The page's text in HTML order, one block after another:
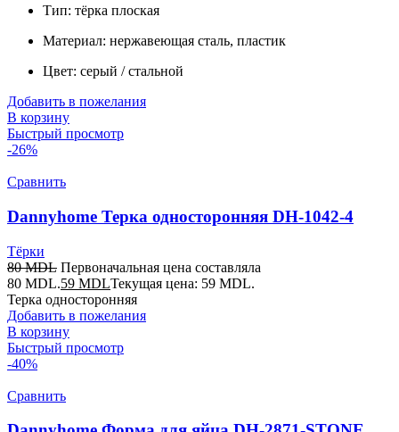
Тип: тёрка плоская
Материал: нержавеющая сталь, пластик
Цвет: серый / стальной
Добавить в пожелания
В корзину
Быстрый просмотр
-26%
Сравнить
Dannyhome Терка односторонняя DH-1042-4
Тёрки
80MDL Первоначальная цена составляла
80 MDL.59 MDLТекущая цена: 59 MDL.
Терка односторонняя
Добавить в пожелания
В корзину
Быстрый просмотр
-40%
Сравнить